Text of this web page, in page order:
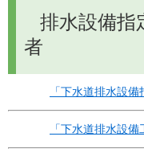
排水設備指
者
「下水道排水設
「下水道排水設